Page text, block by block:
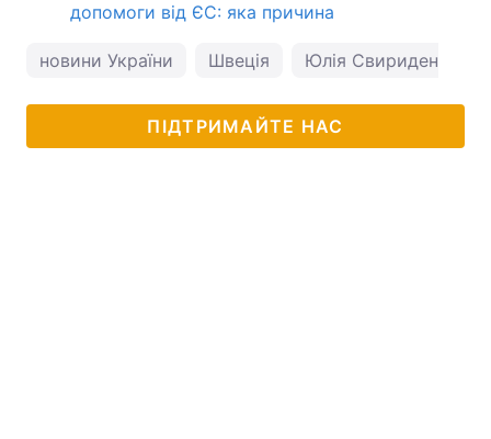
допомоги від ЄС: яка причина
новини України Швеція Юлія Свириденко
ПІДТРИМАЙТЕ НАС